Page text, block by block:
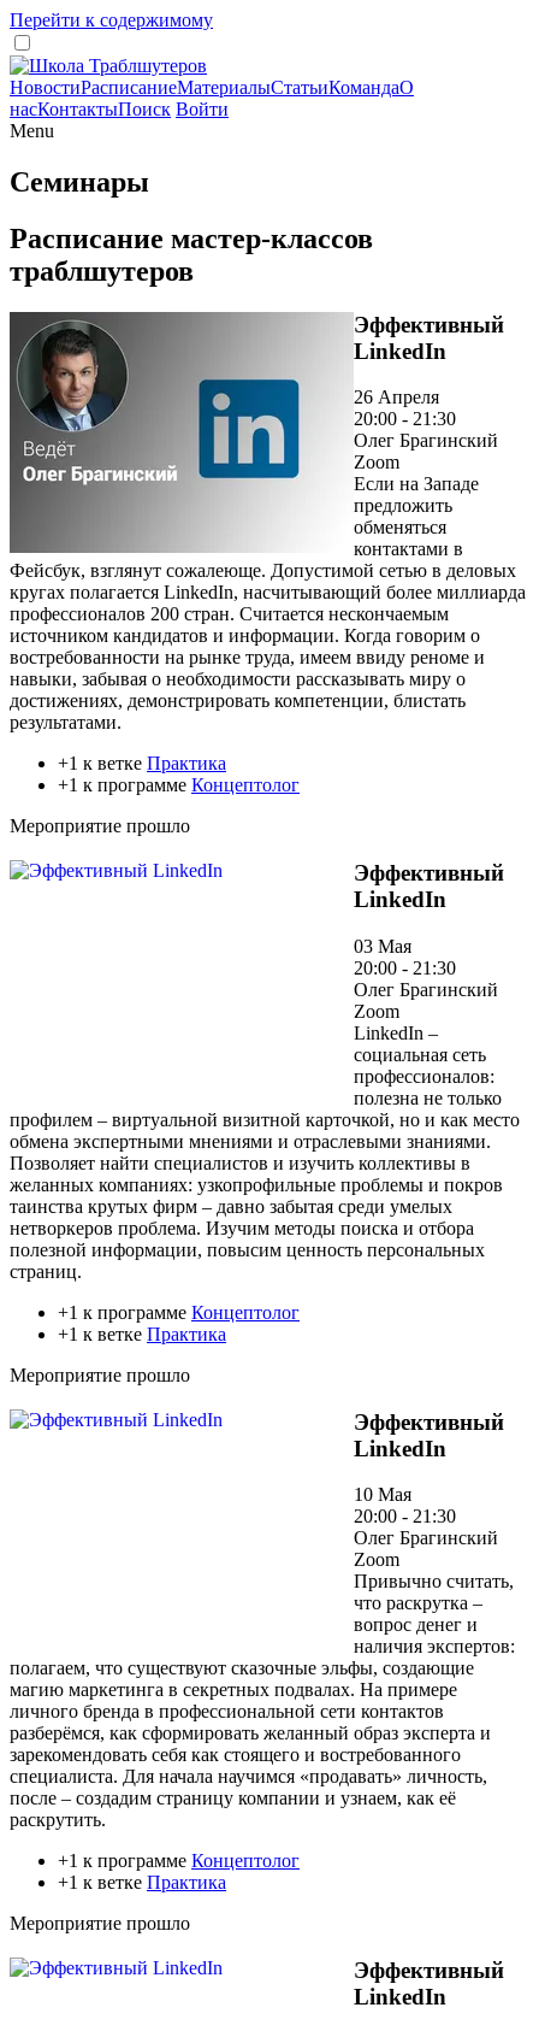
Перейти к содержимому
НовостиРасписаниеМатериалыСтатьиКомандаО
насКонтактыПоиск Войти
Menu
Семинары
Расписание мастер-классов
траблшутеров
Эффективный
LinkedIn
26 Апреля
20:00 - 21:30
Олег Брагинский
Zoom
Если на Западе
предложить
обменяться
контактами в
Фейсбук, взглянут сожалеюще. Допустимой сетью в деловых
кругах полагается LinkedIn, насчитывающий более миллиарда
профессионалов 200 стран. Считается нескончаемым
источником кандидатов и информации. Когда говорим о
востребованности на рынке труда, имеем ввиду реноме и
навыки, забывая о необходимости рассказывать миру о
достижениях, демонстрировать компетенции, блистать
результатами.
+1 к ветке Практика
+1 к программе Концептолог
Мероприятие прошло
Эффективный
LinkedIn
03 Мая
20:00 - 21:30
Олег Брагинский
Zoom
LinkedIn –
социальная сеть
профессионалов:
полезна не только
профилем – виртуальной визитной карточкой, но и как место
обмена экспертными мнениями и отраслевыми знаниями.
Позволяет найти специалистов и изучить коллективы в
желанных компаниях: узкопрофильные проблемы и покров
таинства крутых фирм – давно забытая среди умелых
нетворкеров проблема. Изучим методы поиска и отбора
полезной информации, повысим ценность персональных
страниц.
+1 к программе Концептолог
+1 к ветке Практика
Мероприятие прошло
Эффективный
LinkedIn
10 Мая
20:00 - 21:30
Олег Брагинский
Zoom
Привычно считать,
что раскрутка –
вопрос денег и
наличия экспертов:
полагаем, что существуют сказочные эльфы, создающие
магию маркетинга в секретных подвалах. На примере
личного бренда в профессиональной сети контактов
разберёмся, как сформировать желанный образ эксперта и
зарекомендовать себя как стоящего и востребованного
специалиста. Для начала научимся «продавать» личность,
после – создадим страницу компании и узнаем, как её
раскрутить.
+1 к программе Концептолог
+1 к ветке Практика
Мероприятие прошло
Эффективный
LinkedIn